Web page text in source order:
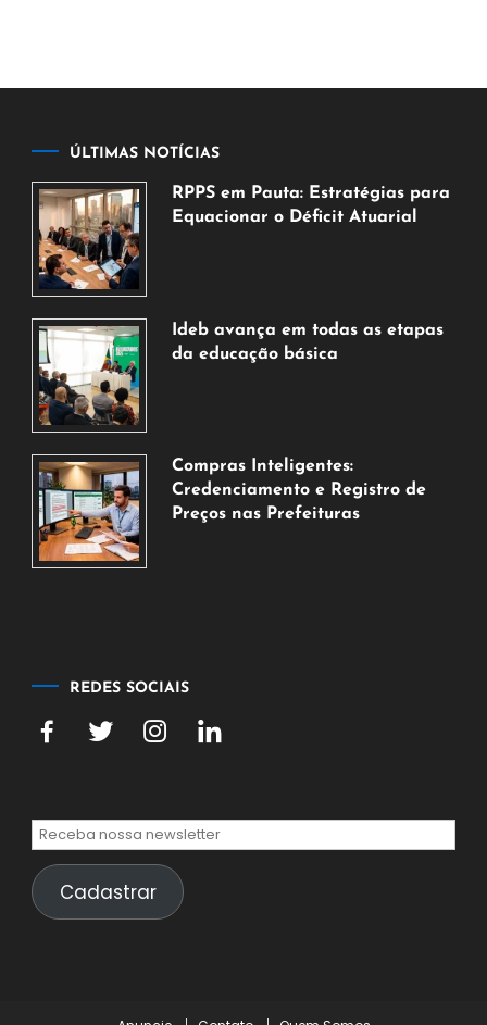
ÚLTIMAS NOTÍCIAS
RPPS em Pauta: Estratégias para
Equacionar o Déficit Atuarial
de
2026
Ideb avança em todas as etapas
da educação básica
de
2026
Compras Inteligentes:
Credenciamento e Registro de
Preços nas Prefeituras
REDES SOCIAIS
Cadastrar